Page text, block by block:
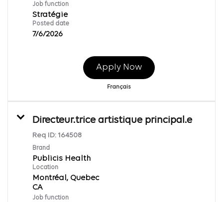
Job function
Stratégie
Posted date
7/6/2026
Apply Now
Français
Directeur.trice artistique principal.e
Req ID: 164508
Brand
Publicis Health
Location
Montréal, Quebec
Job function